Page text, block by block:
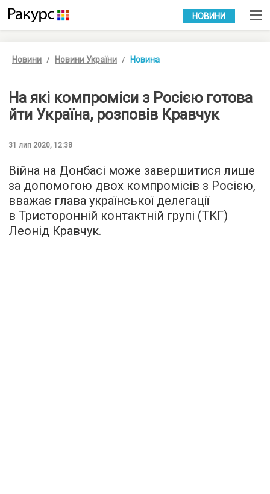
УКР РУС
НОВИНИ
Новини Новини України Новина
На які компроміси з Росією готова
йти Україна, розповів Кравчук
31 лип 2020, 12:38
Війна на Донбасі може завершитися лише
за допомогою двох компромісів з Росією,
вважає глава української делегації
в Тристоронній контактній групі (ТКГ)
Леонід Кравчук.